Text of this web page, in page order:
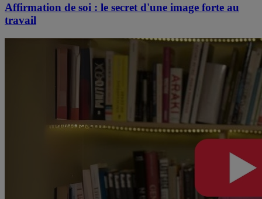
Affirmation de soi : le secret d'une image forte au
travail